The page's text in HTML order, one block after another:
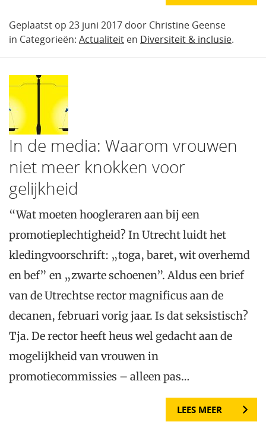
Geplaatst op 23 juni 2017 door Christine Geense
in Categorieën: Actualiteit en Diversiteit & inclusie.
In de media: Waarom vrouwen
niet meer knokken voor
gelijkheid
“Wat moeten hoogleraren aan bij een
promotieplechtigheid? In Utrecht luidt het
kledingvoorschrift: „toga, baret, wit overhemd
en bef” en „zwarte schoenen”. Aldus een brief
van de Utrechtse rector magnificus aan de
decanen, februari vorig jaar. Is dat seksistisch?
Tja. De rector heeft heus wel gedacht aan de
mogelijkheid van vrouwen in
promotiecommissies – alleen pas…
LEES MEER